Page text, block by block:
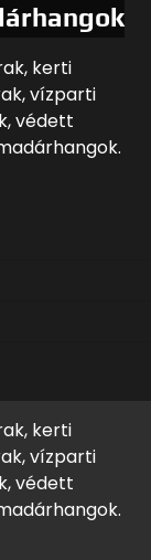
kerti
vízparti
védett
kerti
vízparti
védett